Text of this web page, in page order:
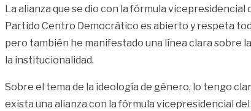
La alianza que se dio con la fórmula
Partido Centro Democrático es abierto y respeta
pero también he manifestado una línea clara sobre
la institucionalidad.
Sobre el tema de la ideología de género, lo tengo
exista una alianza con la fórmula vicepresidencial